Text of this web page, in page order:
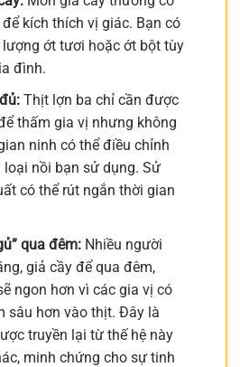
kích thích vị giác. Bạn có
ớt tươi hoặc ớt bột tùy
đình.
Thịt lợn ba chỉ cần được
thấm gia vị nhưng không
ninh có thể điều chỉnh
nồi bạn sử dụng. Sử
có thể rút ngắn thời gian
qua đêm:Nhiều người
giả cầy để qua đêm,
ngon hơn vì các gia vị có
sâu hơn vào thịt. Đây là
truyền lại từ thế hệ này
minh chứng cho sự tinh